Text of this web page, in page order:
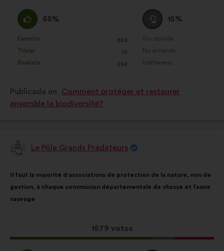
A
favor
:
65%
calificado
como:
Favorito
: 883
veces
Trivial 10
veces
Realista
: 254
veces
Neutro
:
15%
calificado
Sin opinión
:veces
No entiendo
:veces
Indiferente
:veces
Publicada en
Comment protéger et restaurer
ensemble la biodiversité?
PropuestaLe Pôle Grands Prédateurs
de
la
propuesta:
Il faut la majorité d'associations de protection de la nature, non de
gestion, à chaque commission départementale de chasse et faune
sauvage
Esta
propuesta
1579 votos
el
siguiente
reparto: